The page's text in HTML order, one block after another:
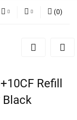
się
(0)
Refill
Black